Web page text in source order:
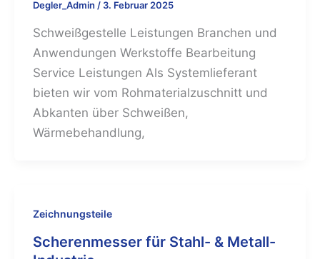
Degler_Admin / 3. Februar 2025
Schweißgestelle Leistungen Branchen und
Anwendungen Werkstoffe Bearbeitung
Service Leistungen Als Systemlieferant
bieten wir vom Rohmaterialzuschnitt und
Abkanten über Schweißen,
Wärmebehandlung,
Zeichnungsteile
Scherenmesser für Stahl- & Metall-